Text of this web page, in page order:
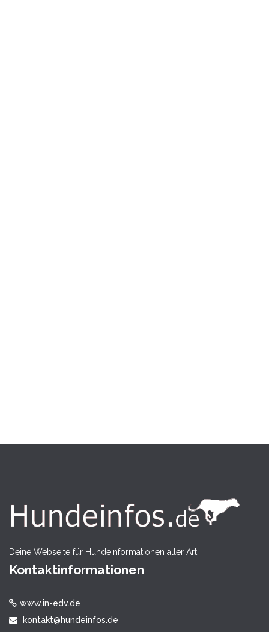
Deine Webseite für Hundeinformationen aller Art.
Kontaktinformationen
www.in-edv.de
kontakt@hundeinfos.de